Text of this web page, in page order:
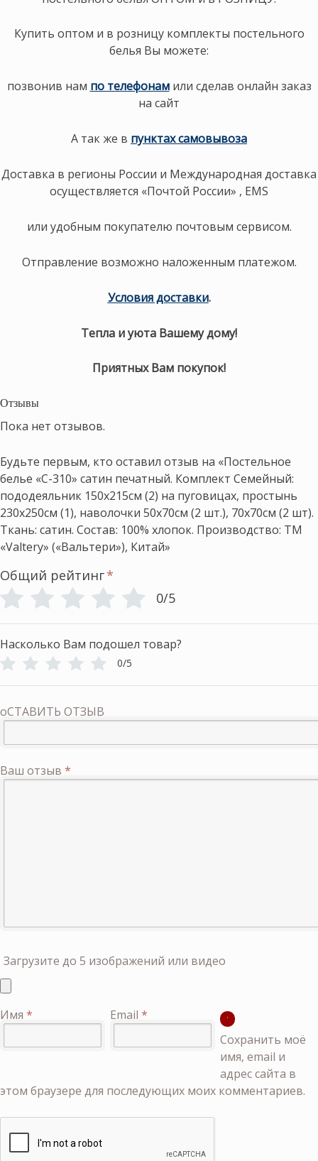
Купить оптом и в розницу комплекты постельного
белья Вы можете:
позвонив нам по телефонам или сделав онлайн заказ
на сайт
А так же в пунктах самовывоза
Доставка в регионы России и Международная доставка
осуществляется «Почтой России» , EMS
или удобным покупателю почтовым сервисом.
Отправление возможно наложенным платежом.
Условия доставки.
Тепла и уюта Вашему дому!
Приятных Вам покупок!
Отзывы
Пока нет отзывов.
Будьте первым, кто оставил отзыв на «Постельное
белье «С-310» сатин печатный. Комплект Семейный:
пододеяльник 150х215см (2) на пуговицах, простынь
230х250см (1), наволочки 50х70см (2 шт.), 70х70см (2 шт).
Ткань: сатин. Состав: 100% хлопок. Производство: ТМ
«Valtery» («Вальтери»), Китай»
Общий рейтинг*
0/5
Насколько Вам подошел товар?
0/5
оСТАВИТЬ ОТЗЫВ
Ваш отзыв *
Загрузите до 5 изображений или видео
Имя * Email *
Сохранить моё
имя, email и
адрес сайта в
этом браузере для последующих моих комментариев.